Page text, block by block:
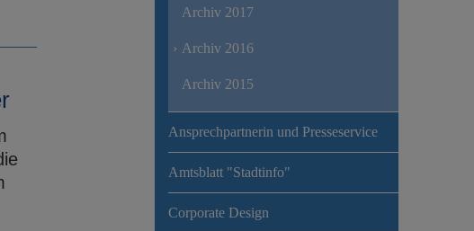
Archiv 2017
Archiv 2016
Archiv 2015
Ansprechpartnerin und Presseservice
Amtsblatt "Stadtinfo"
Corporate Design